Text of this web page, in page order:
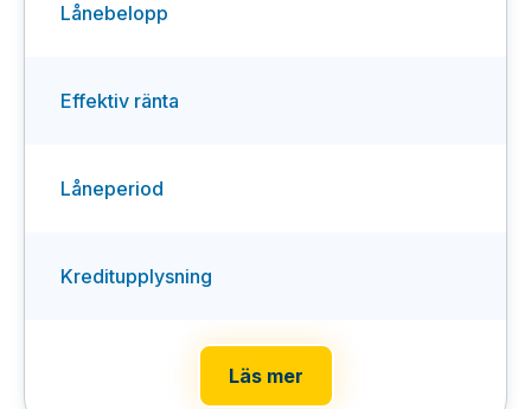
Lånebelopp
Effektiv ränta
Låneperiod
Kreditupplysning
Läs mer